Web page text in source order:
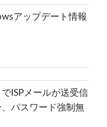
アップデート情報
ISPメールが送受信
パスワード強制無